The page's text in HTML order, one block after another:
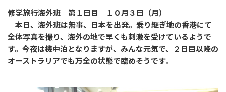
修学旅行海外班 第１日目 １０月３日（月）
本日、海外班は無事、日本を出発。乗り継ぎ地の香港にて
全体写真を撮り、海外の地で早くも刺激を受けているようで
す。今夜は機中泊となりますが、みんな元気で、２日目以降の
オーストラリアでも万全の状態で臨めそうです。